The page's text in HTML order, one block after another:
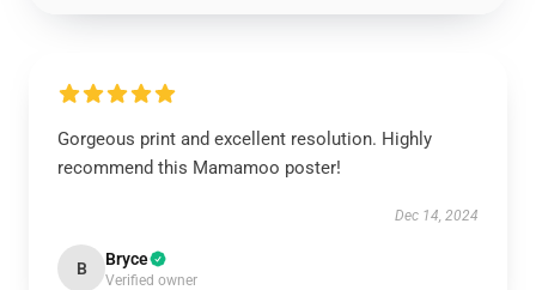
Gorgeous print and excellent resolution. Highly
recommend this Mamamoo poster!
Dec 14, 2024
B Bryce
Verified owner